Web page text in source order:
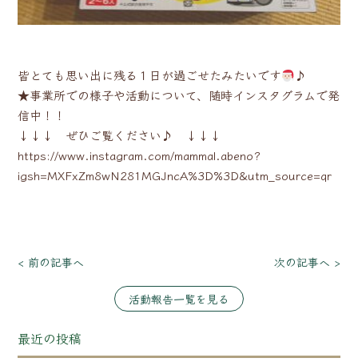
皆とても思い出に残る１日が過ごせたみたいです
♪
★事業所での様子や活動について、随時インスタグラムで発
信中！！
↓↓↓ ぜひご覧ください♪ ↓↓↓
https://www.instagram.com/mammal.abeno?
igsh=MXFxZm8wN281MGJncA%3D%3D&utm_source=qr
< 前の記事へ
活動報告一覧を見る
次の記事へ >
最近の投稿